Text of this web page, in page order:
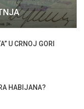
U CRNOJ GORI
HABIJANA?